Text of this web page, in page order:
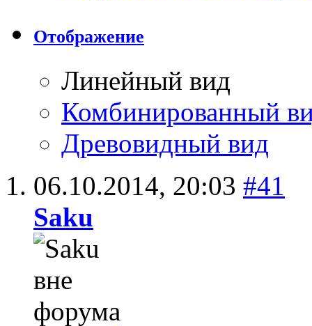
Отображение
Линейный вид
Комбинированный
Древовидный вид
06.10.2014, 20:03 #41
Saku